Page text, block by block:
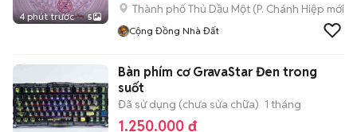
4 phút trước 5
Thành phố Thủ Dầu Một (P. Chánh Hiệp mới)
Cộng Đồng Nhà Đất
Bàn phím cơ GravaStar Đen trong
suốt
Đã sử dụng (chưa sửa chữa) 1 tháng
1.250.000 đ